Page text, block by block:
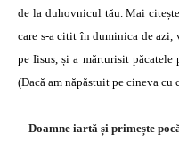
de la duhovnicul tău. Mai
care s-a citit în duminica de azi,
pe Iisus, și a mărturisit
(Dacă am năpăstuit pe cineva
Doamne iartă și primește